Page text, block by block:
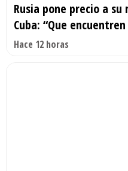
Rusia pone precio a
Cuba: “Que
Hace 12 horas